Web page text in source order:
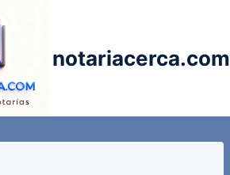
notariacerca.com